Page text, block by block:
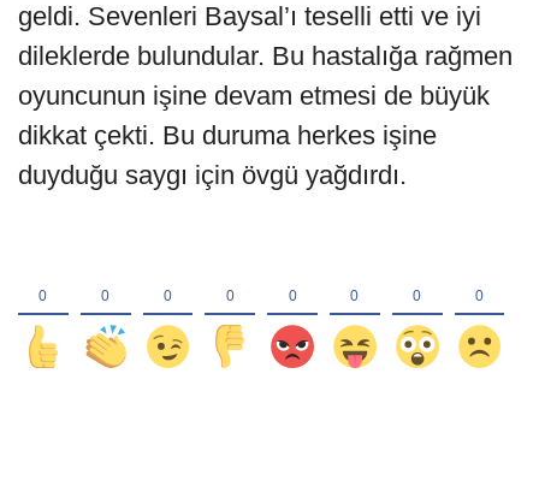
geldi. Sevenleri Baysal’ı teselli etti ve iyi
dileklerde bulundular. Bu hastalığa rağmen
oyuncunun işine devam etmesi de büyük
dikkat çekti. Bu duruma herkes işine
duyduğu saygı için övgü yağdırdı.